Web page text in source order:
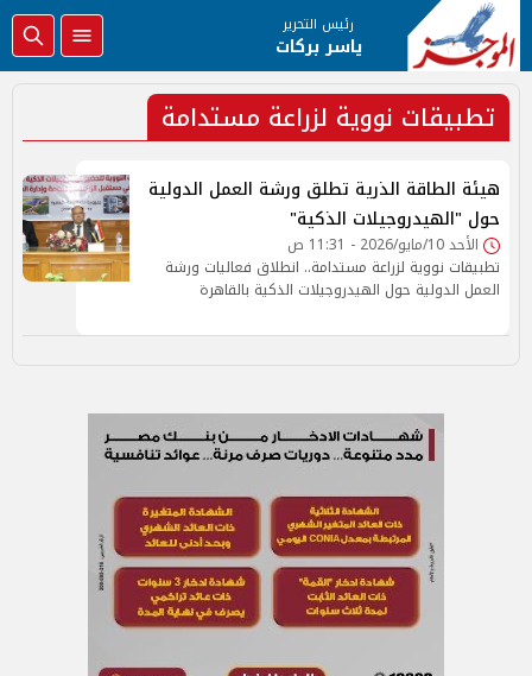
رئيس التحرير
ياسر بركات
تطبيقات نووية لزراعة مستدامة
هيئة الطاقة الذرية تطلق ورشة العمل الدولية
حول "الهيدروجيلات الذكية"
الأحد 10/مايو/2026 - 11:31 ص
تطبيقات نووية لزراعة مستدامة.. انطلاق فعاليات ورشة
العمل الدولية حول الهيدروجيلات الذكية بالقاهرة